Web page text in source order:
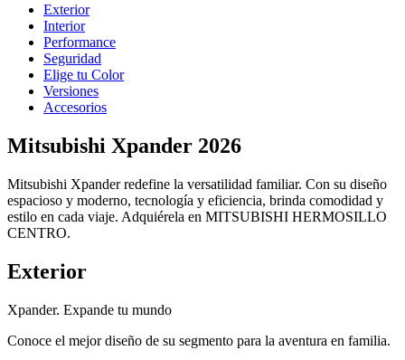
Exterior
Interior
Performance
Seguridad
Elige tu Color
Versiones
Accesorios
Mitsubishi Xpander 2026
Mitsubishi Xpander redefine la versatilidad familiar. Con su diseño
espacioso y moderno, tecnología y eficiencia, brinda comodidad y
estilo en cada viaje. Adquiérela en MITSUBISHI HERMOSILLO
CENTRO.
Exterior
Xpander. Expande tu mundo
Conoce el mejor diseño de su segmento para la aventura en familia.